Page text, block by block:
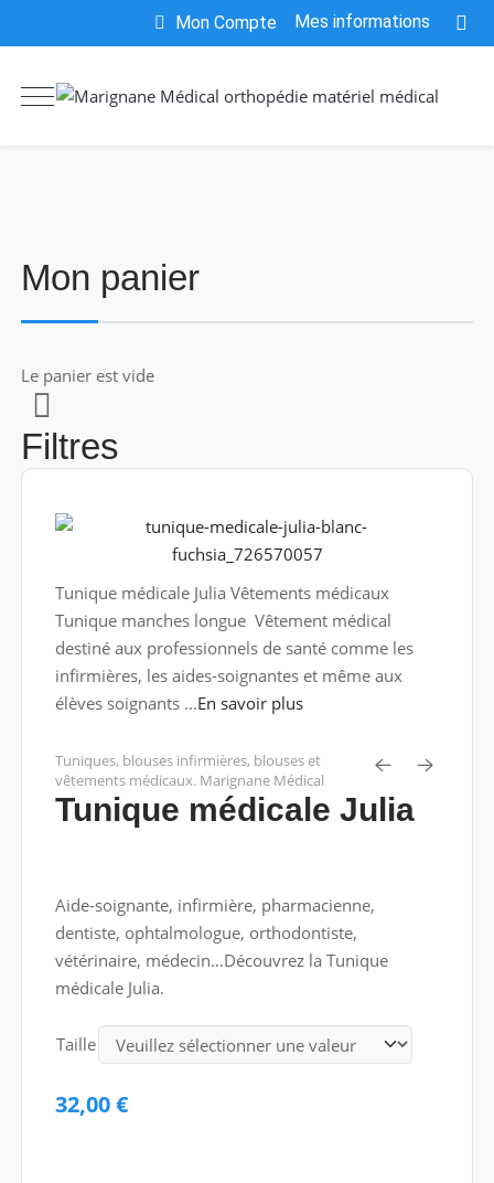
Mon Compte Mes informations
Mon panier
Le panier est vide
Filtres
Tunique médicale Julia Vêtements médicaux
Tunique manches longue Vêtement médical
destiné aux professionnels de santé comme les
infirmières, les aides-soignantes et même aux
élèves soignants ...En savoir plus
Tuniques, blouses infirmières, blouses et
vêtements médicaux. Marignane Médical
Tunique médicale Julia
Aide-soignante, infirmière, pharmacienne,
dentiste, ophtalmologue, orthodontiste,
vétérinaire, médecin…Découvrez la Tunique
médicale Julia.
Taille
32,00 €